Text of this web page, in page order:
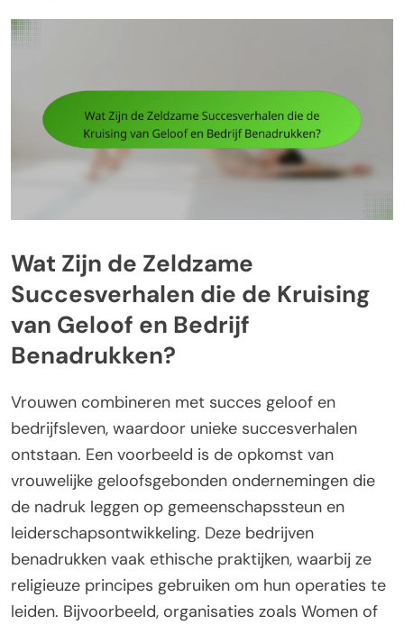
Wat Zijn de Zeldzame
Succesverhalen die de Kruising
van Geloof en Bedrijf
Benadrukken?
Vrouwen combineren met succes geloof en
bedrijfsleven, waardoor unieke succesverhalen
ontstaan. Een voorbeeld is de opkomst van
vrouwelijke geloofsgebonden ondernemingen die
de nadruk leggen op gemeenschapssteun en
leiderschapsontwikkeling. Deze bedrijven
benadrukken vaak ethische praktijken, waarbij ze
religieuze principes gebruiken om hun operaties te
leiden. Bijvoorbeeld, organisaties zoals Women of